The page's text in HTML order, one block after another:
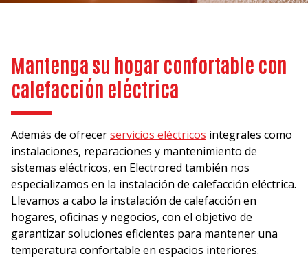
Mantenga su hogar confortable con
calefacción eléctrica
Además de ofrecerservicios eléctricos integrales como
instalaciones, reparaciones y mantenimiento de
sistemas eléctricos, en Electrored también nos
especializamos en la instalación de calefacción eléctrica.
Llevamos a cabo la instalación de calefacción en
hogares, oficinas y negocios, con el objetivo de
garantizar soluciones eficientes para mantener una
temperatura confortable en espacios interiores.